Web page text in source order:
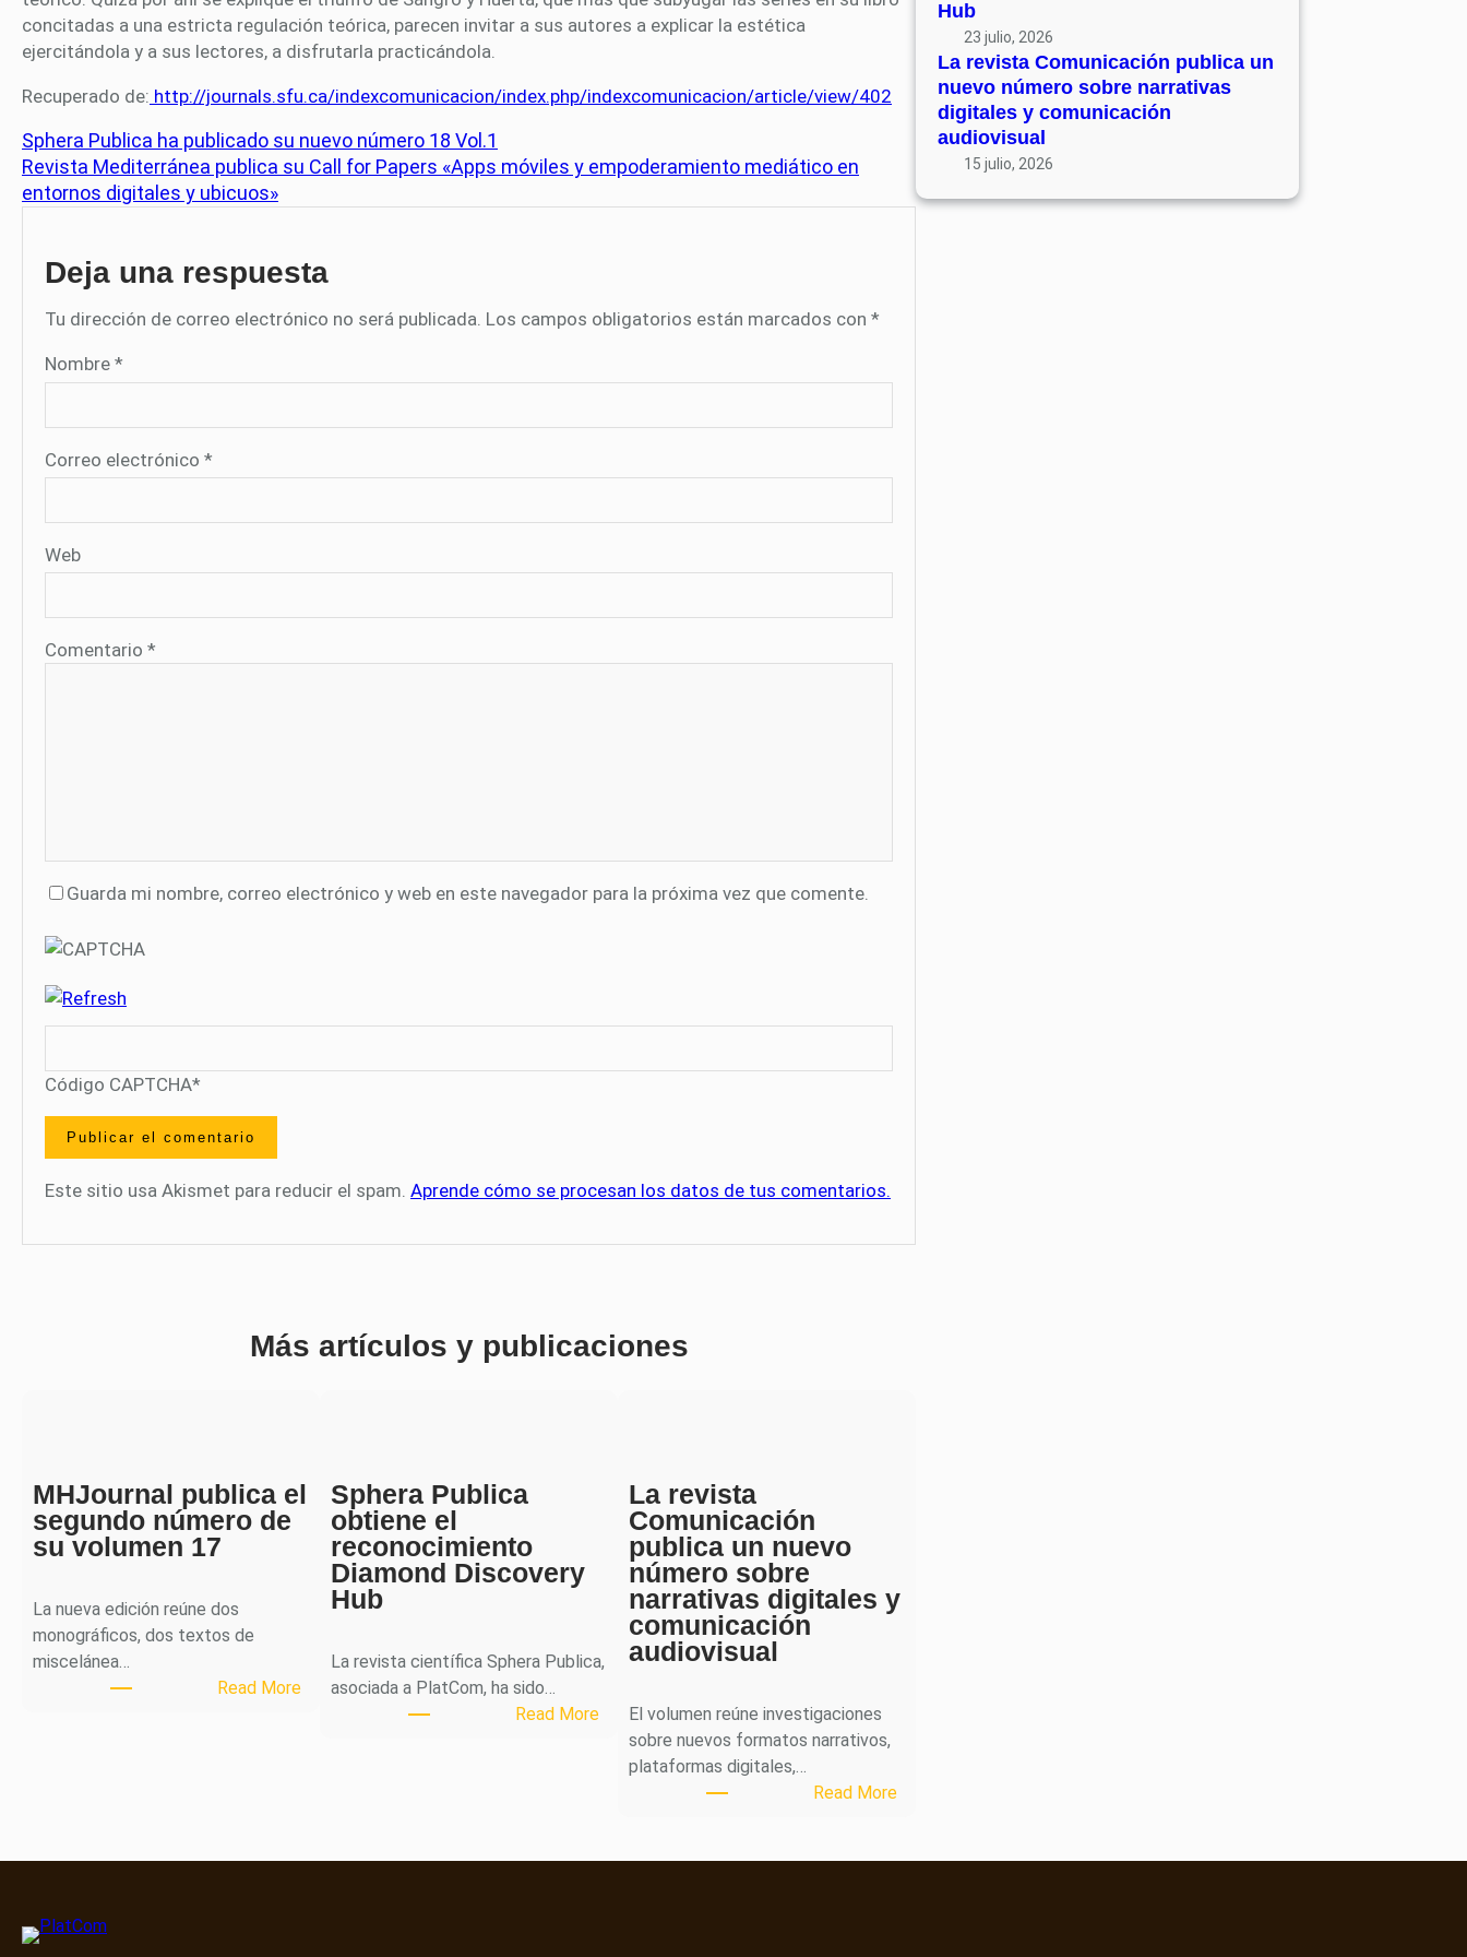
concitadas a una estricta regulación teórica, parecen invitar a sus autores a explicar la estética
ejercitándola y a sus lectores, a disfrutarla practicándola.
Recuperado de: http://journals.sfu.ca/indexcomunicacion/index.php/indexcomunicacion/article/view/402
Sphera Publica ha publicado su nuevo número 18 Vol.1
Revista Mediterránea publica su Call for Papers «Apps móviles y empoderamiento mediático en
entornos digitales y ubicuos»
Deja una respuesta
Tu dirección de correo electrónico no será publicada. Los campos obligatorios están marcados con *
Nombre *
Correo electrónico *
Web
Comentario *
Guarda mi nombre, correo electrónico y web en este navegador para la próxima vez que comente.
Código CAPTCHA*
Este sitio usa Akismet para reducir el spam. Aprende cómo se procesan los datos de tus comentarios.
Más artículos y publicaciones
MHJournal publica el
segundo número de
su volumen 17
La nueva edición reúne dos
monográficos, dos textos de
miscelánea…
Read More:
Sphera Publica
obtiene el
reconocimiento
Diamond Discovery
Hub
La revista científica Sphera Publica,
asociada a PlatCom, ha sido…
Read More:
La revista
Comunicación
publica un nuevo
número sobre
narrativas digitales y
comunicación
audiovisual
El volumen reúne investigaciones
sobre nuevos formatos narrativos,
plataformas digitales,…
Read More:
Hub
23 julio, 2026
La revista Comunicación publica un
nuevo número sobre narrativas
digitales y comunicación
audiovisual
15 julio, 2026